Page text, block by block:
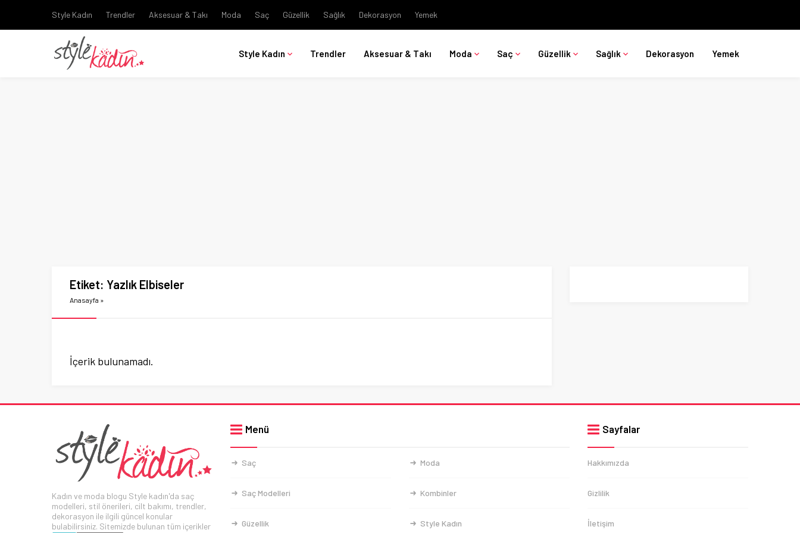
Style Kadın Trendler Aksesuar & Takı Moda Saç Güzellik Sağlık Dekorasyon Yemek
Style Kadın Trendler Aksesuar & Takı Moda Saç Güzellik Sağlık Dekorasyon Yemek
Etiket: Yazlık Elbiseler
Anasayfa »
İçerik bulunamadı.
Kadın ve moda blogu Style kadın'da saç
modelleri, stil önerileri, cilt bakımı, trendler,
dekorasyon ile ilgili güncel konular
bulabilirsiniz. Sitemizde bulunan tüm içerikler
Menü
Saç Moda
Saç Modelleri Kombinler
Güzellik Style Kadın
Sayfalar
Hakkımızda
Gizlilik
İletişim